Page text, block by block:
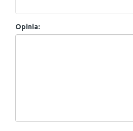
Opinia: